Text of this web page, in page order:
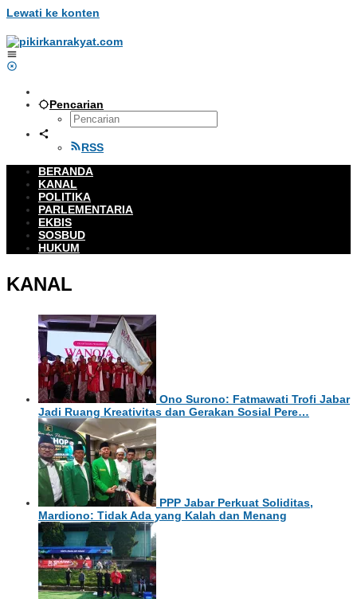
Lewati ke konten
Pencarian
RSS
BERANDA
KANAL
POLITIKA
PARLEMENTARIA
EKBIS
SOSBUD
HUKUM
KANAL
Ono Surono: Fatmawati Trofi Jabar
Jadi Ruang Kreativitas dan Gerakan Sosial Pere…
PPP Jabar Perkuat Soliditas,
Mardiono: Tidak Ada yang Kalah dan Menang